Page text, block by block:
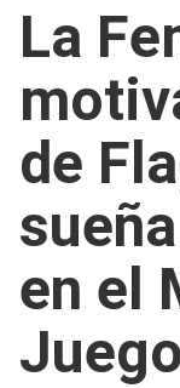
La
de
en el